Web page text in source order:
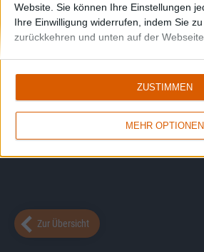
Website. Sie können Ihre Einstellungen
Ihre Einwilligung widerrufen, indem Sie
zurückkehren und unten auf der
MEHR OPTIONEN
ZUSTIMMEN
Zur Übersicht